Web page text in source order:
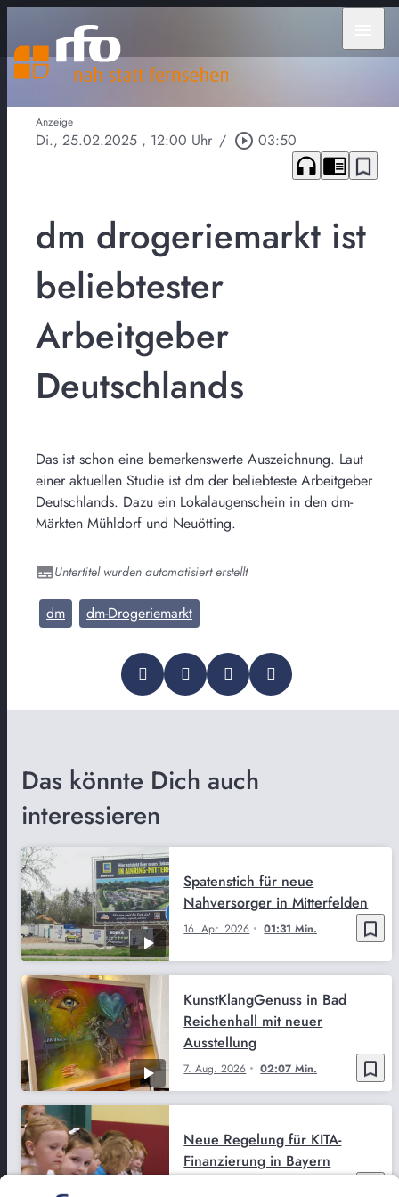
Anzeige
Di., 25.02.2025 , 12:00 Uhr / play_circle_outline 03:50
headphones chrome_reader_mode bookmark_border
dm drogeriemarkt ist
beliebtester
Arbeitgeber
Deutschlands
Das ist schon eine bemerkenswerte Auszeichnung. Laut
einer aktuellen Studie ist dm der beliebteste Arbeitgeber
Deutschlands. Dazu ein Lokalaugenschein in den dm-
Märkten Mühldorf und Neuötting.
Untertitel wurden automatisiert erstellt
dm dm-Drogeriemarkt
Das könnte Dich auch
interessieren
bookmark_border
16. Apr. 2026 01:31 Min.
Spatenstich für neue
Nahversorger in Mitterfelden
bookmark_border
7. Aug. 2026 02:07 Min.
KunstKlangGenuss in Bad
Reichenhall mit neuer
Ausstellung
Neue Regelung für KITA-
Finanzierung in Bayern